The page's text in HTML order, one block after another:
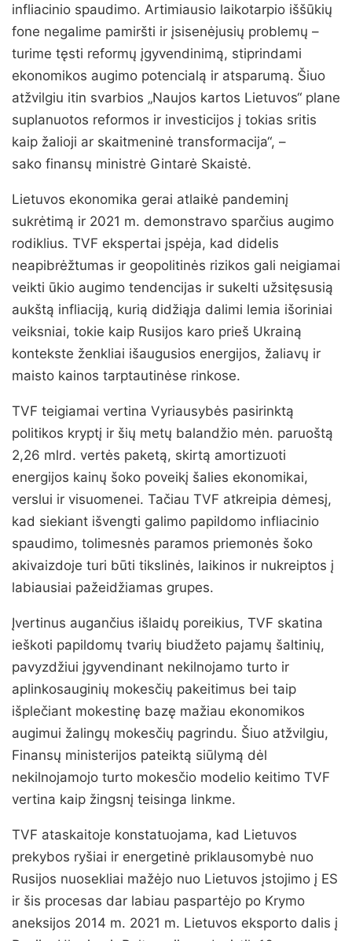
infliacinio spaudimo. Artimiausio laikotarpio iššūkių
fone negalime pamiršti ir įsisenėjusių problemų –
turime tęsti reformų įgyvendinimą, stiprindami
ekonomikos augimo potencialą ir atsparumą. Šiuo
atžvilgiu itin svarbios „Naujos kartos Lietuvos“ plane
suplanuotos reformos ir investicijos į tokias sritis
kaip žalioji ar skaitmeninė transformacija“, –
sako finansų ministrė Gintarė Skaistė.
Lietuvos ekonomika gerai atlaikė pandeminį
sukrėtimą ir 2021 m. demonstravo sparčius augimo
rodiklius. TVF ekspertai įspėja, kad didelis
neapibrėžtumas ir geopolitinės rizikos gali neigiamai
veikti ūkio augimo tendencijas ir sukelti užsitęsusią
aukštą infliaciją, kurią didžiąja dalimi lemia išoriniai
veiksniai, tokie kaip Rusijos karo prieš Ukrainą
kontekste ženkliai išaugusios energijos, žaliavų ir
maisto kainos tarptautinėse rinkose.
TVF teigiamai vertina Vyriausybės pasirinktą
politikos kryptį ir šių metų balandžio mėn. paruoštą
2,26 mlrd. vertės paketą, skirtą amortizuoti
energijos kainų šoko poveikį šalies ekonomikai,
verslui ir visuomenei. Tačiau TVF atkreipia dėmesį,
kad siekiant išvengti galimo papildomo infliacinio
spaudimo, tolimesnės paramos priemonės šoko
akivaizdoje turi būti tikslinės, laikinos ir nukreiptos į
labiausiai pažeidžiamas grupes.
Įvertinus augančius išlaidų poreikius, TVF skatina
ieškoti papildomų tvarių biudžeto pajamų šaltinių,
pavyzdžiui įgyvendinant nekilnojamo turto ir
aplinkosauginių mokesčių pakeitimus bei taip
išplečiant mokestinę bazę mažiau ekonomikos
augimui žalingų mokesčių pagrindu. Šiuo atžvilgiu,
Finansų ministerijos pateiktą siūlymą dėl
nekilnojamojo turto mokesčio modelio keitimo TVF
vertina kaip žingsnį teisinga linkme.
TVF ataskaitoje konstatuojama, kad Lietuvos
prekybos ryšiai ir energetinė priklausomybė nuo
Rusijos nuosekliai mažėjo nuo Lietuvos įstojimo į ES
ir šis procesas dar labiau paspartėjo po Krymo
aneksijos 2014 m. 2021 m. Lietuvos eksporto dalis į